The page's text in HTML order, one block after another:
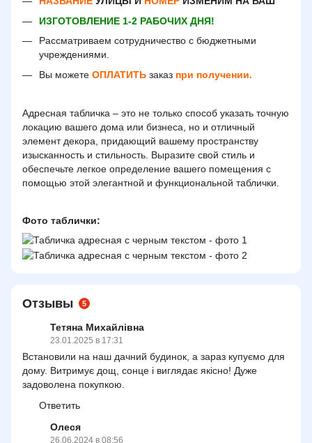
ИЗГОТОВЛЕНИЕ 1-2 РАБОЧИХ ДНЯ!
Рассматриваем сотрудничество с бюджетными
учреждениями.
Вы можете ОПЛАТИТЬ заказ при получении.
Адресная табличка – это не только способ указать точную
локацию вашего дома или бизнеса, но и отличный
элемент декора, придающий вашему пространству
изысканность и стильность. Выразите свой стиль и
обеспечьте легкое определение вашего помещения с
помощью этой элегантной и функциональной таблички.
Фото таблички:
Отзывы 5
Тетяна Михайлівна
23.01.2025 в 17:31
Встановили на наш дачний будинок, а зараз купуємо для
дому. Витримує дощ, сонце і виглядає якісно! Дуже
задоволена покупкою.
Ответить
Олеся
26.06.2024 в 08:56